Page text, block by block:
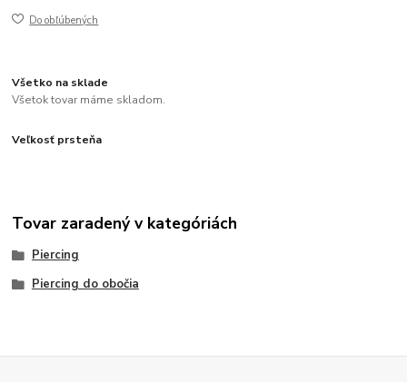
Do obľúbených
Všetko na sklade
Všetok tovar máme skladom.
Veľkosť prsteňa
Tovar zaradený v kategóriách
Piercing
Piercing do obočia